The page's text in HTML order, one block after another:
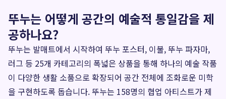
뚜누는 어떻게 공간의 예술적 통일감을 제
공하나요?
뚜누는 발매트에서 시작하여 뚜누 포스터, 이불, 뚜누 파자마,
러그 등 25개 카테고리의 폭넓은 상품을 통해 하나의 예술 작품
이 다양한 생활 소품으로 확장되어 공간 전체에 조화로운 미학
을 구현하도록 돕습니다. 뚜누는 158명의 협업 아티스트가 제